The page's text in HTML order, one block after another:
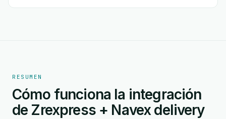
RESUMEN
Cómo funciona la integración
de Zrexpress + Navex delivery